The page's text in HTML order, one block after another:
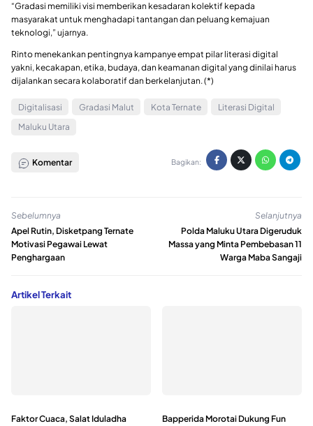
“Gradasi memiliki visi memberikan kesadaran kolektif kepada
masyarakat untuk menghadapi tantangan dan peluang kemajuan
teknologi,” ujarnya.
Rinto menekankan pentingnya kampanye empat pilar literasi digital
yakni, kecakapan, etika, budaya, dan keamanan digital yang dinilai harus
dijalankan secara kolaboratif dan berkelanjutan. (*)
Digitalisasi Gradasi Malut Kota Ternate
Literasi Digital
Maluku Utara
Komentar Bagikan:
Sebelumnya
Apel Rutin, Disketpang Ternate
Motivasi Pegawai Lewat
Penghargaan
Selanjutnya
Polda Maluku Utara Digeruduk
Massa yang Minta Pembebasan 11
Warga Maba Sangaji
Artikel Terkait
Faktor Cuaca, Salat Iduladha
Bapperida Morotai Dukung Fun